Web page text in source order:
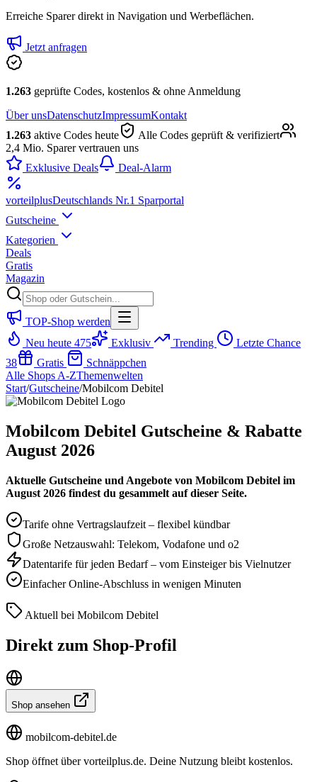
Erreiche Sparer direkt in Navigation und Werbeflächen.
Jetzt anfragen
1.263 geprüfte Codes, kostenlos & ohne Anmeldung
Über unsDatenschutzImpressumKontakt
1.263 aktive Codes heute
Alle Codes geprüft & verifiziert
2,4 Mio. Sparer vertrauen uns
Exklusive Deals
Deal-Alarm
vorteilplusDeutschlands Nr.1 Sparportal
Gutscheine
Kategorien
Deals
Gratis
Magazin
TOP-Shop werden
Neu heute 475 Exklusiv Trending
Letzte Chance
38
Gratis
Schnäppchen
Alle Shops A-ZThemenwelten
Start/Gutscheine/Mobilcom Debitel
Mobilcom Debitel Gutscheine & Rabatte
August 2026
Aktuelle Gutscheine und Angebote von Mobilcom Debitel im
August 2026 findest du gesammelt auf dieser Seite.
Tarife ohne Vertragslaufzeit – flexibel kündbar
Große Netzauswahl: Telekom, Vodafone und o2
Datentarife für jeden Bedarf – vom Einsteiger bis Vielnutzer
Einfacher Online-Abschluss in wenigen Minuten
Aktuell bei Mobilcom Debitel
Direkt zum Shop-Profil
Shop ansehen
mobilcom-debitel.de
Shop öffnet über vorteilplus.de. Deine Nutzung bleibt kostenlos.